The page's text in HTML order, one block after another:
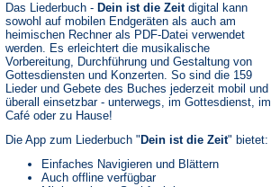
Das Liederbuch - Dein ist die Zeitdigital kann
sowohl auf mobilen Endgeräten als auch am
heimischen Rechner als PDF-Datei verwendet
werden. Es erleichtert die musikalische
Vorbereitung, Durchführung und Gestaltung von
Gottesdiensten und Konzerten. So sind die 159
Lieder und Gebete des Buches jederzeit mobil und
überall einsetzbar - unterwegs, im Gottesdienst, im
Café oder zu Hause!
Die App zum Liederbuch " Dein ist die Zeit" bietet:
Einfaches Navigieren und Blättern
Auch offline verfügbar